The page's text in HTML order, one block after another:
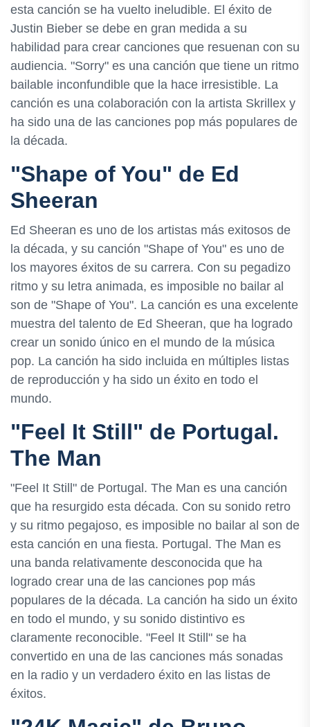
esta canción se ha vuelto ineludible. El éxito de
Justin Bieber se debe en gran medida a su
habilidad para crear canciones que resuenan con su
audiencia. "Sorry" es una canción que tiene un ritmo
bailable inconfundible que la hace irresistible. La
canción es una colaboración con la artista Skrillex y
ha sido una de las canciones pop más populares de
la década.
"Shape of You" de Ed
Sheeran
Ed Sheeran es uno de los artistas más exitosos de
la década, y su canción "Shape of You" es uno de
los mayores éxitos de su carrera. Con su pegadizo
ritmo y su letra animada, es imposible no bailar al
son de "Shape of You". La canción es una excelente
muestra del talento de Ed Sheeran, que ha logrado
crear un sonido único en el mundo de la música
pop. La canción ha sido incluida en múltiples listas
de reproducción y ha sido un éxito en todo el
mundo.
"Feel It Still" de Portugal.
The Man
"Feel It Still" de Portugal. The Man es una canción
que ha resurgido esta década. Con su sonido retro
y su ritmo pegajoso, es imposible no bailar al son de
esta canción en una fiesta. Portugal. The Man es
una banda relativamente desconocida que ha
logrado crear una de las canciones pop más
populares de la década. La canción ha sido un éxito
en todo el mundo, y su sonido distintivo es
claramente reconocible. "Feel It Still" se ha
convertido en una de las canciones más sonadas
en la radio y un verdadero éxito en las listas de
éxitos.